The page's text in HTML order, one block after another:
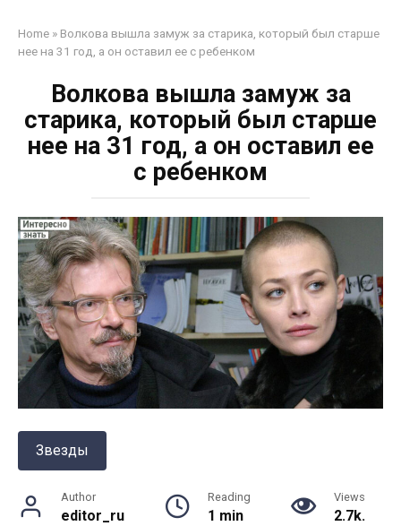
Home » Волкова вышла замуж за старика, который был старше
нее на 31 год, а он оставил ее с ребенком
Волкова вышла замуж за
старика, который был старше
нее на 31 год, а он оставил ее
с ребенком
Звезды
Author
editor_ru
Reading
1 min
Views
2.7k.